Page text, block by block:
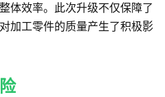
体效率。此次升级不仅保障了
加工零件的质量产生了积极影